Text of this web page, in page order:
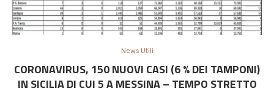
News Utili
CORONAVIRUS, 150 NUOVI CASI (6 % DEI TAMPONI)
IN SICILIA DI CUI 5 A MESSINA – TEMPO STRETTO